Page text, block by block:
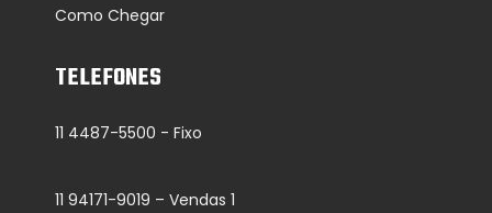
Como Chegar
TELEFONES
11 4487-5500 - Fixo
11 94171-9019 – Vendas 1